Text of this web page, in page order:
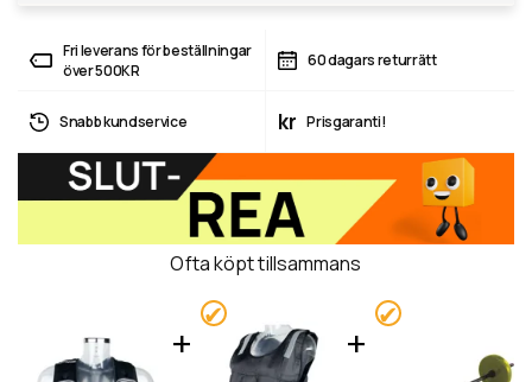
Fri leverans för beställningar
över 500KR
60 dagars returrätt
Snabb kundservice kr Prisgaranti!
Ofta köpt tillsammans